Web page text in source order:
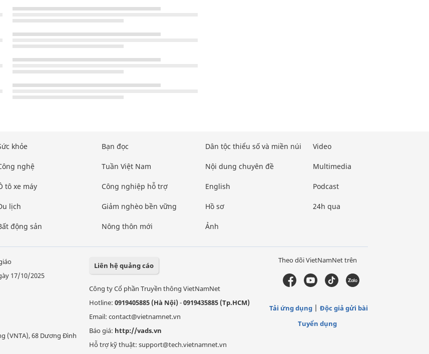
khỏe
nghệ
tô xe máy
lịch
động sản
Bạn đọc
Tuần Việt Nam
Công nghiệp hỗ trợ
Giảm nghèo bền vững
Nông thôn mới
Dân tộc thiểu số và miền núi
Nội dung chuyên đề
English
Hồ sơ
Ảnh
Video
Multimedia
Podcast
24h qua
17/10/2025
(VNTA), 68 Dương Đình
Liên hệ quảng cáo
Công ty Cổ phần Truyền thông VietNamNet
Hotline: 0919405885 (Hà Nội)-0919435885 (Tp.HCM)
Email: contact@vietnamnet.vn
Báo giá: http://vads.vn
Hỗ trợ kỹ thuật: support@tech.vietnamnet.vn
Theo dõi VietNamNet trên
Tải ứng dụng
Độc giả gửi bài
Tuyển dụng